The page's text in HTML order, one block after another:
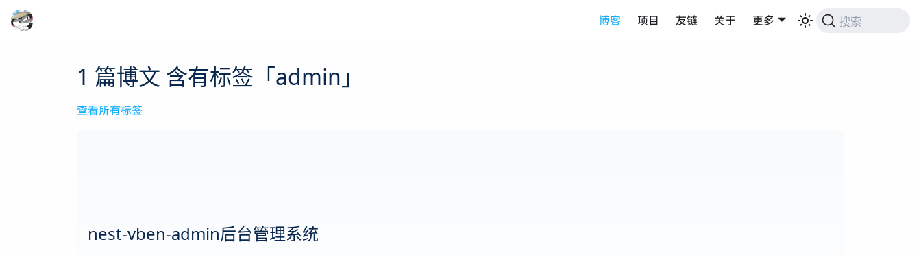
博客 项目 友链 关于 更多 搜索
1 篇博文 含有标签「admin」
查看所有标签
nest-vben-admin后台管理系统